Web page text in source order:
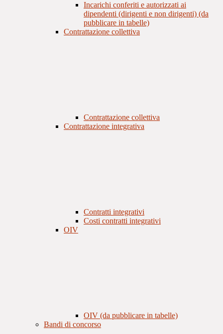
Incarichi conferiti e autorizzati ai
dipendenti (dirigenti e non dirigenti) (da
pubblicare in tabelle)
Contrattazione collettiva
Contrattazione collettiva
Contrattazione integrativa
Contratti integrativi
Costi contratti integrativi
OIV
OIV (da pubblicare in tabelle)
Bandi di concorso